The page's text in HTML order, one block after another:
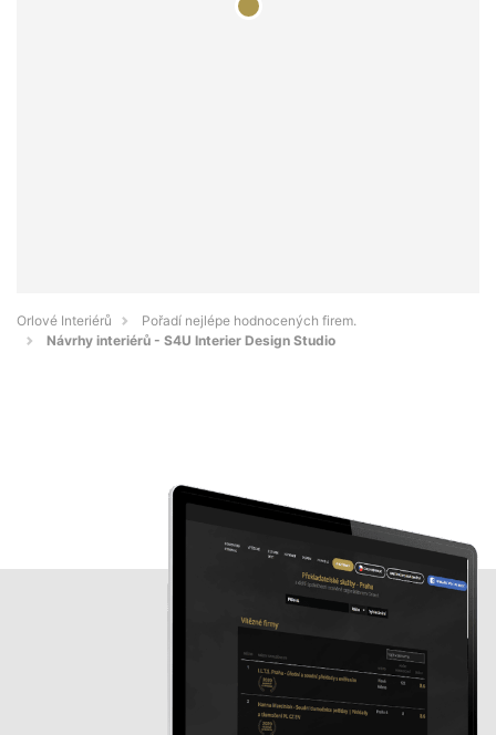
Orlové Interiérů
Pořadí nejlépe hodnocených firem.
Návrhy interiérů - S4U Interier Design Studio